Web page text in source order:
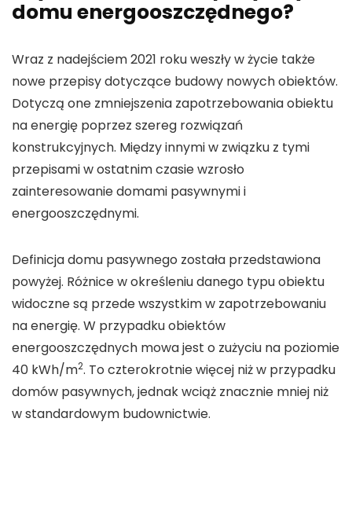
domu energooszczędnego?
Wraz z nadejściem 2021 roku weszły w życie także
nowe przepisy dotyczące budowy nowych obiektów.
Dotyczą one zmniejszenia zapotrzebowania obiektu
na energię poprzez szereg rozwiązań
konstrukcyjnych. Między innymi w związku z tymi
przepisami w ostatnim czasie wzrosło
zainteresowanie domami pasywnymi i
energooszczędnymi.
Definicja domu pasywnego została przedstawiona
powyżej. Różnice w określeniu danego typu obiektu
widoczne są przede wszystkim w zapotrzebowaniu
na energię. W przypadku obiektów
energooszczędnych mowa jest o zużyciu na poziomie
40 kWh/m2. To czterokrotnie więcej niż w przypadku
domów pasywnych, jednak wciąż znacznie mniej niż
w standardowym budownictwie.